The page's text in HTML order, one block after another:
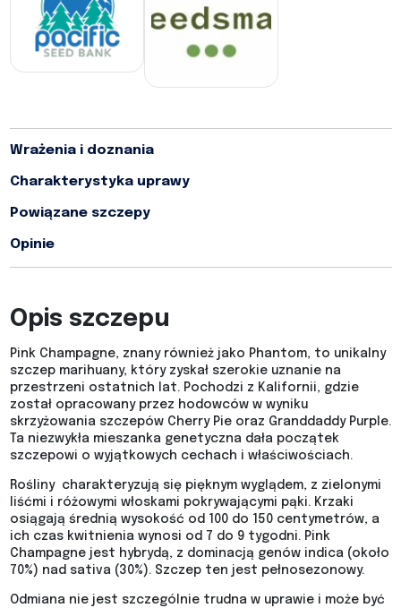
Wrażenia i doznania
Charakterystyka uprawy
Powiązane szczepy
Opinie
Opis szczepu
Pink Champagne, znany również jako Phantom, to unikalny
szczep marihuany, który zyskał szerokie uznanie na
przestrzeni ostatnich lat. Pochodzi z Kalifornii, gdzie
został opracowany przez hodowców w wyniku
skrzyżowania szczepów Cherry Pie oraz Granddaddy Purple.
Ta niezwykła mieszanka genetyczna dała początek
szczepowi o wyjątkowych cechach i właściwościach.
Rośliny charakteryzują się pięknym wyglądem, z zielonymi
liśćmi i różowymi włoskami pokrywającymi pąki. Krzaki
osiągają średnią wysokość od 100 do 150 centymetrów, a
ich czas kwitnienia wynosi od 7 do 9 tygodni. Pink
Champagne jest hybrydą, z dominacją genów indica (około
70%) nad sativa (30%). Szczep ten jest pełnosezonowy.
Odmiana nie jest szczególnie trudna w uprawie i może być